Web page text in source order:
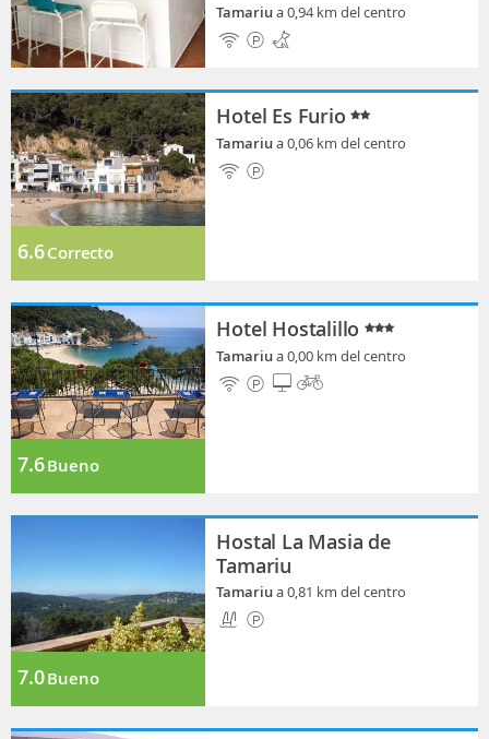
Tamariua 0,94 km del centro
6.6Correcto
Hotel Es Furio
Tamariua 0,06 km del centro
7.6Bueno
Hotel Hostalillo
Tamariua 0,00 km del centro
7.0Bueno
Hostal La Masia de
Tamariu
Tamariua 0,81 km del centro